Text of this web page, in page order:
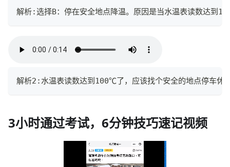
解析:选择B：停在安全地点降温。原因是当水温表读数达到
解析2:水温表读数达到100℃了，应该找个安全的地点停车休
3小时通过考试，6分钟技巧速记视频